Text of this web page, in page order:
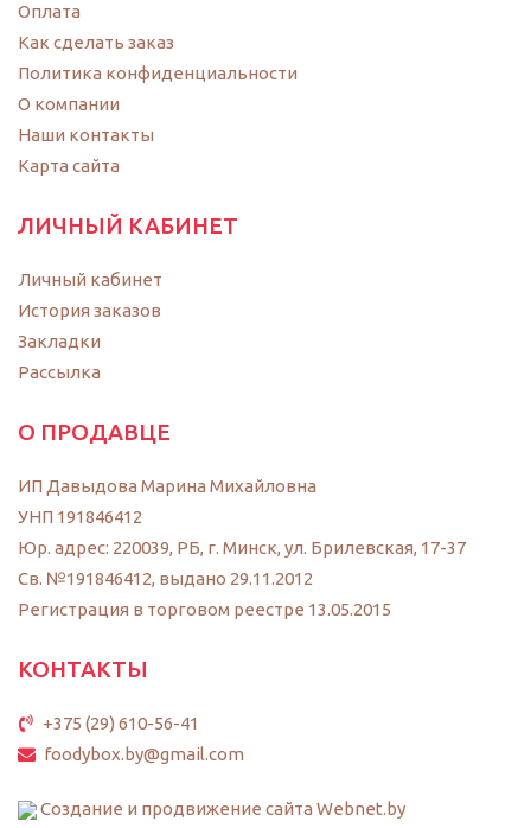
Оплата
Как сделать заказ
Политика конфиденциальности
O компании
Наши контакты
Карта сайта
ЛИЧНЫЙ КАБИНЕТ
Личный кабинет
История заказов
Закладки
Рассылка
О ПРОДАВЦЕ
ИП Давыдова Марина Михайловна
УНП 191846412
Юр. адрес: 220039, РБ, г. Минск, ул. Брилевская, 17-37
Св. №191846412, выдано 29.11.2012
Регистрация в торговом реестре 13.05.2015
КОНТАКТЫ
+375 (29) 610-56-41
foodybox.by@gmail.com
Создание и продвижение сайта Webnet.by